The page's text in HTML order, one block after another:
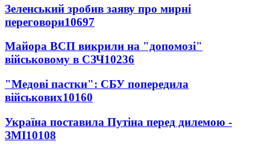
Зеленський зробив заяву про мирні
переговори10697
Майора ВСП викрили на "допомозі"
військовому в СЗЧ10236
"Медові пастки": СБУ попередила
військових10160
Україна поставила Путіна перед дилемою -
ЗМІ10108